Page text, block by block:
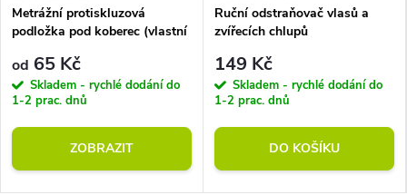
Metrážní protiskluzová
podložka pod koberec (vlastní
od 65 Kč
Skladem - rychlé dodání do
1-2 prac. dnů
ZOBRAZIT
Ruční odstraňovač vlasů a
zvířecích chlupů
149 Kč
Skladem - rychlé dodání do
1-2 prac. dnů
DO KOŠÍKU